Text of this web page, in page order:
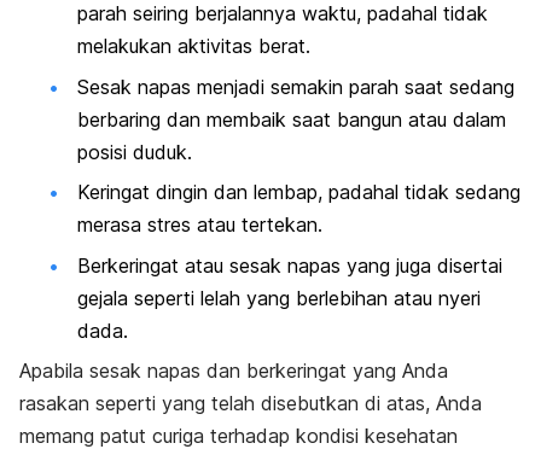
parah seiring berjalannya waktu, padahal tidak
melakukan aktivitas berat.
Sesak napas menjadi semakin parah saat sedang
berbaring dan membaik saat bangun atau dalam
posisi duduk.
Keringat dingin dan lembap, padahal tidak sedang
merasa stres atau tertekan.
Berkeringat atau sesak napas yang juga disertai
gejala seperti lelah yang berlebihan atau nyeri
dada.
Apabila sesak napas dan berkeringat yang Anda
rasakan seperti yang telah disebutkan di atas, Anda
memang patut curiga terhadap kondisi kesehatan